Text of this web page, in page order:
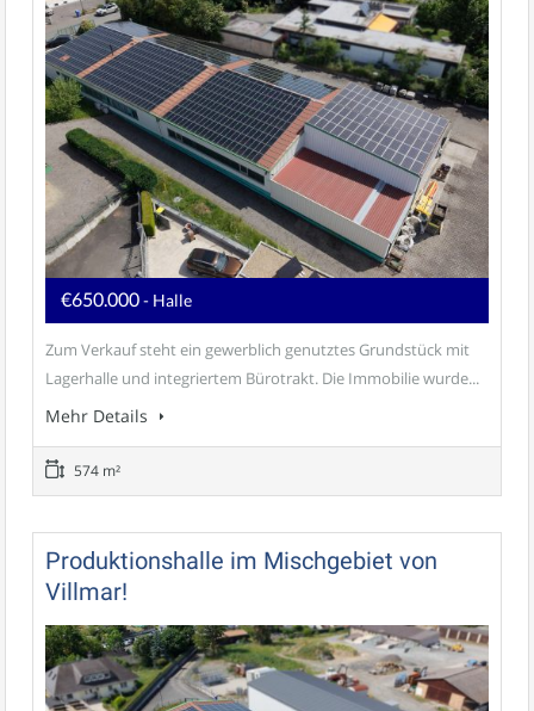
€650.000- Halle
Zum Verkauf steht ein gewerblich genutztes Grundstück mit
Lagerhalle und integriertem Bürotrakt. Die Immobilie wurde...
Mehr Details
574 m²
Produktionshalle im Mischgebiet von
Villmar!